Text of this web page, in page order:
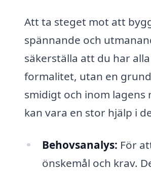
Att ta steget mot att
spännande och
säkerställa att du har
formalitet, utan en
smidigt och inom
kan vara en stor hjälp i
Behovsanalys: För
önskemål och krav.